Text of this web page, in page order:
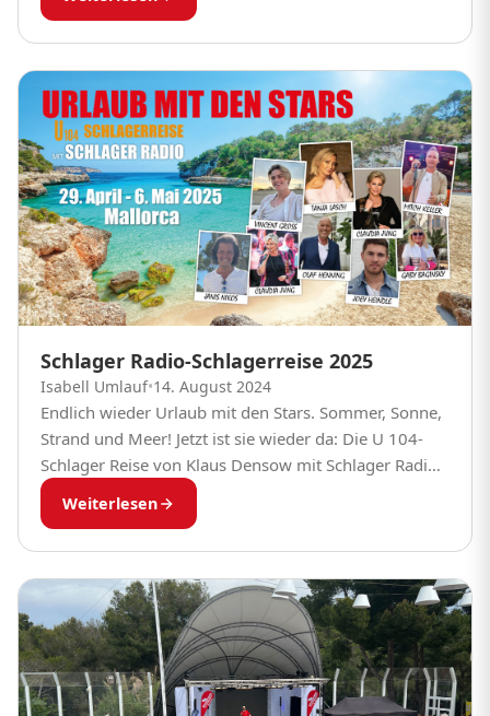
Schlager Radio-Schlagerreise 2025
Isabell Umlauf•14. August 2024
Endlich wieder Urlaub mit den Stars. Sommer, Sonne,
Strand und Meer! Jetzt ist sie wieder da: Die U 104-
Schlager Reise von Klaus Densow mit Schlager Radio.
Erleben Sie auf der...
Weiterlesen